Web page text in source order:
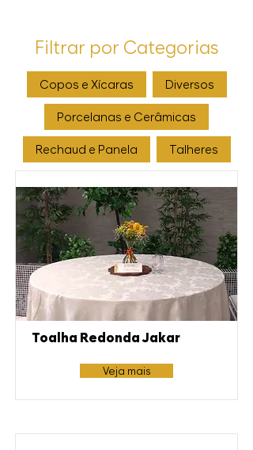
Filtrar por Categorias
Copos e Xícaras Diversos
Porcelanas e Cerâmicas
Rechaud e Panela Talheres
Toalha Redonda Jakar
Veja mais